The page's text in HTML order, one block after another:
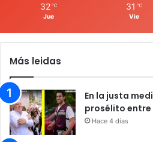
32 ℃
Jue
31 ℃
Vie
Más leidas
En la justa
prosélito entre
Hace 4 días